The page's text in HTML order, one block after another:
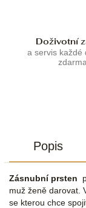
Doživotní
a servis každé
zdarma
Popis
Zásnubní prsten
muž ženě darovat.
se kterou chce